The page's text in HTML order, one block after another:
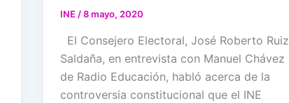
INE/8 mayo, 2020
El Consejero Electoral, José Roberto Ruiz
Saldaña, en entrevista con Manuel Chávez
de Radio Educación, habló acerca de la
controversia constitucional que el INE